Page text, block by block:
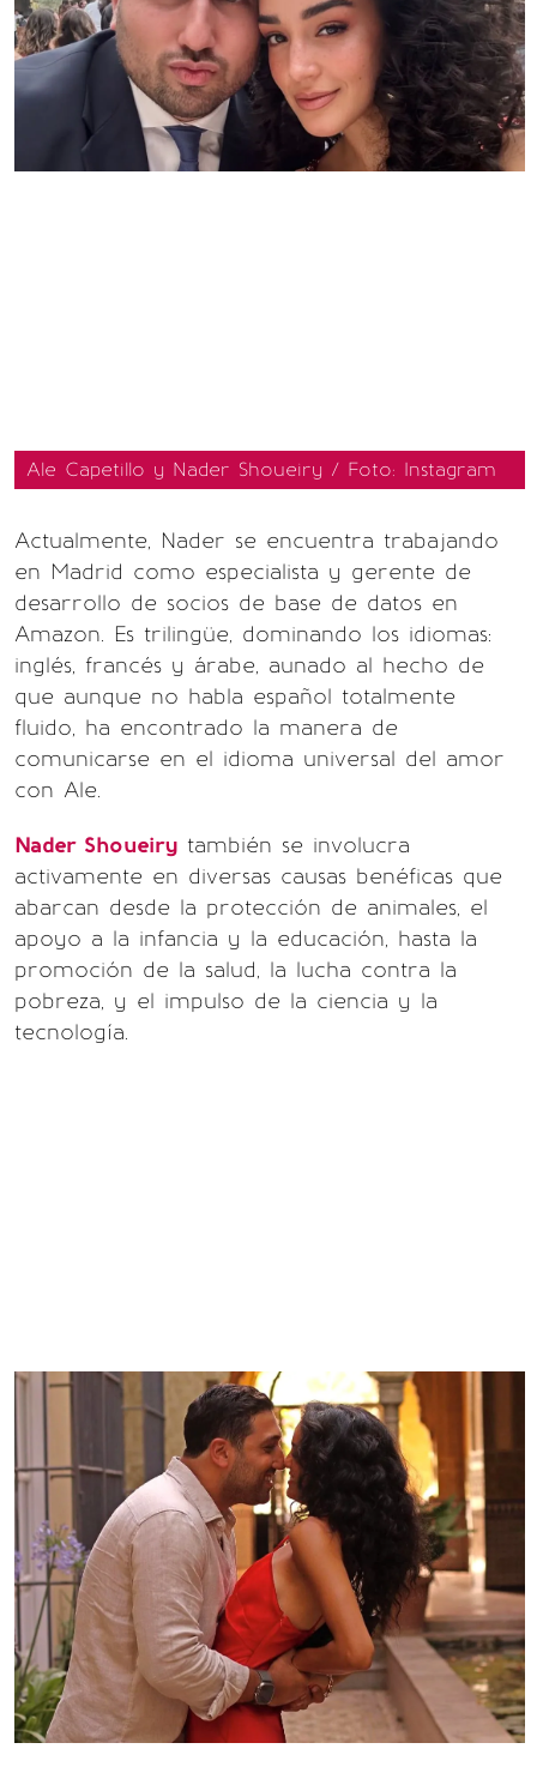
Ale Capetillo y Nader Shoueiry / Foto: Instagram
Actualmente, Nader se encuentra trabajando
en Madrid como especialista y gerente de
desarrollo de socios de base de datos en
Amazon. Es trilingüe, dominando los idiomas:
inglés, francés y árabe, aunado al hecho de
que aunque no habla español totalmente
fluido, ha encontrado la manera de
comunicarse en el idioma universal del amor
con Ale.
Nader Shoueiry también se involucra
activamente en diversas causas benéficas que
abarcan desde la protección de animales, el
apoyo a la infancia y la educación, hasta la
promoción de la salud, la lucha contra la
pobreza, y el impulso de la ciencia y la
tecnología.